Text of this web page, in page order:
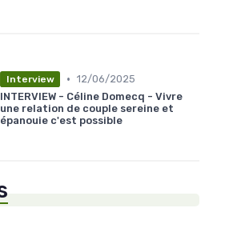
Interview • 12/06/2025
INTERVIEW - Céline Domecq - Vivre
une relation de couple sereine et
épanouie c'est possible